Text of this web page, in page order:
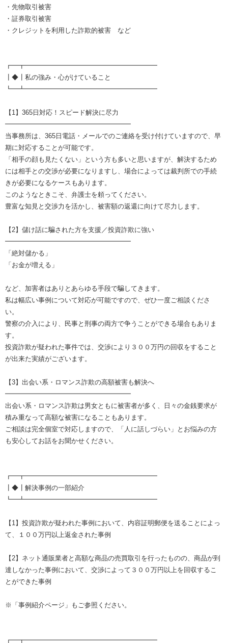
・先物取引被害
・証券取引被害
・クレジットを利用した詐欺的被害 など
┏━┳━━━━━━━━━━━━━━━━━━━━
┃◆┃私の強み・心がけていること
┗━┻━━━━━━━━━━━━━━━━━━━━
【1】365日対応！スピード解決に尽力
━━━━━━━━━━━━━━━━━━━
当事務所は、365日電話・メールでのご連絡を受け付けていますので、早
期に対応することが可能です。
「相手の顔も見たくない」という方も多いと思いますが、解決するため
には相手との交渉が必要になりますし、場合によっては裁判所での手続
きが必要になるケースもあります。
このようなときこそ、弁護士を頼ってください。
豊富な知見と交渉力を活かし、被害額の返還に向けて尽力します。
【2】儲け話に騙された方を支援／投資詐欺に強い
━━━━━━━━━━━━━━━━━━━
「絶対儲かる」
「お金が増える」
など、加害者はありとあらゆる手段で騙してきます。
私は幅広い事例について対応が可能ですので、ぜひ一度ご相談くださ
い。
警察の介入により、民事と刑事の両方で争うことができる場合もありま
す。
投資詐欺が疑われた事件では、交渉により３００万円の回収をすること
が出来た実績がございます。
【3】出会い系・ロマンス詐欺の高額被害も解決へ
━━━━━━━━━━━━━━━━━━━
出会い系・ロマンス詐欺は男女ともに被害者が多く、日々の金銭要求が
積み重なって高額な被害になることもあります。
ご相談は完全個室で対応しますので、「人に話しづらい」とお悩みの方
も安心してお話をお聞かせください。
┏━┳━━━━━━━━━━━━━━━━━━━━
┃◆┃解決事例の一部紹介
┗━┻━━━━━━━━━━━━━━━━━━━━
【1】投資詐欺が疑われた事例において、内容証明郵便を送ることによっ
て、１００万円以上返金された事例
【2】ネット通販業者と高額な商品の売買取引を行ったものの、商品が到
達しなかった事例において、交渉によって３００万円以上を回収するこ
とができた事例
※「事例紹介ページ」もご参照ください。
┏━┳━━━━━━━━━━━━━━━━━━━━